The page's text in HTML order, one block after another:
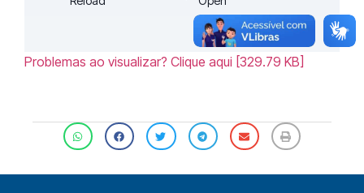
Problemas ao visualizar? Clique aqui [329.79 KB]